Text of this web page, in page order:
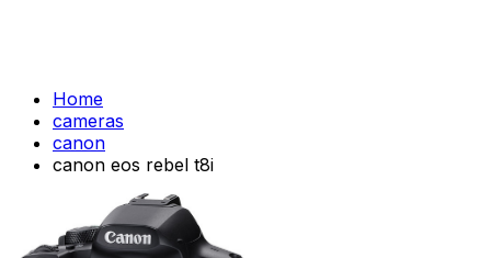
Home
cameras
canon
canon eos rebel t8i